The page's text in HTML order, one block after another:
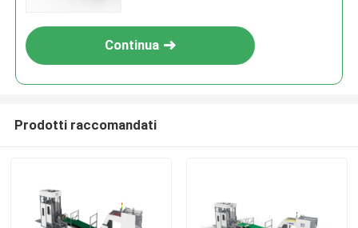
Continua
Prodotti raccomandati